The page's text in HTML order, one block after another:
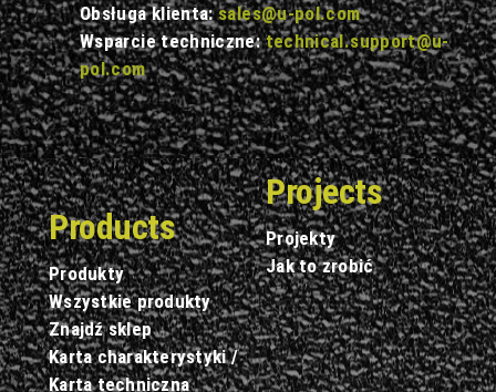
Obsługa klienta:sales@u-pol.com
Wsparcie techniczne:technical.support@u-
pol.com
Products
Produkty
Wszystkie produkty
Znajdź sklep
Karta charakterystyki /
Karta techniczna
Projects
Projekty
Jak to zrobić